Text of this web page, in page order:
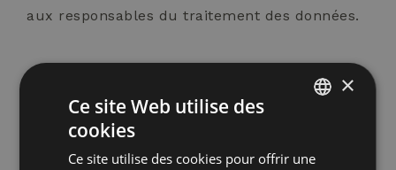
aux responsables du traitement des données.
Lorsque vous vous abonnez à la newsletter ou
que vous utilisez les services de contact en
ligne de la société, vos données personnelles
peuvent être partagées avec des tiersENGLISH
×
Ce site Web utilise des
cookies
Ce site utilise des cookies pour offrir une